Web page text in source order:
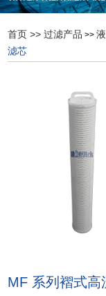
首页 >>过滤产品 >>
滤芯
MF 系列褶式高